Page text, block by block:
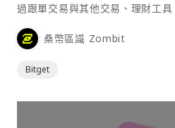
過跟單交易與其他交易、理財工
桑幣區識 Zombit
Bitget